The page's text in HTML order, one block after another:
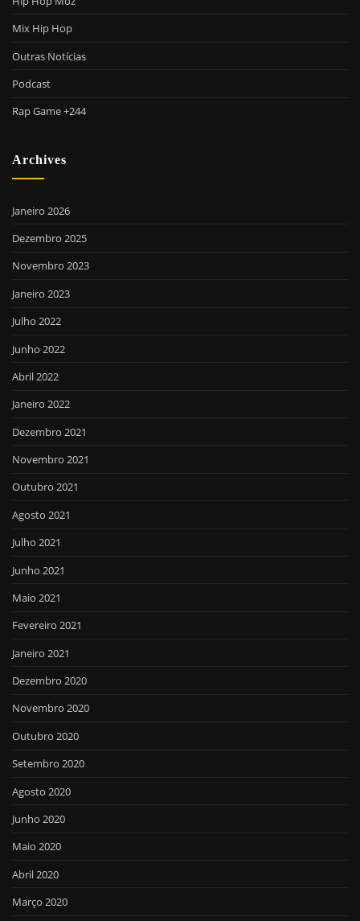
Mix Hip Hop
Outras Notícias
Podcast
Rap Game +244
Archives
Janeiro 2026
Dezembro 2025
Novembro 2023
Janeiro 2023
Julho 2022
Junho 2022
Abril 2022
Janeiro 2022
Dezembro 2021
Novembro 2021
Outubro 2021
Agosto 2021
Julho 2021
Junho 2021
Maio 2021
Fevereiro 2021
Janeiro 2021
Dezembro 2020
Novembro 2020
Outubro 2020
Setembro 2020
Agosto 2020
Junho 2020
Maio 2020
Abril 2020
Março 2020